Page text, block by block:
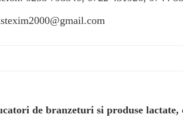
de branzeturi si produse lactate,